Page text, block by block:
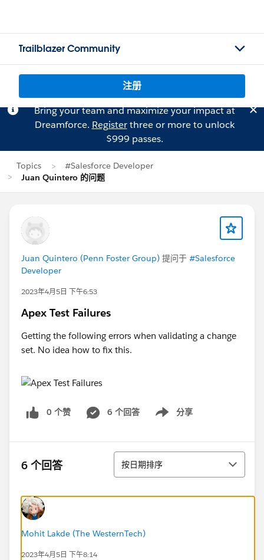
Trailblazer Community
注册
Bring your team and maximize your impact at
Dreamforce. Registerthree or more to unlock
$999 passes.
Topics
#Salesforce Developer
Juan Quintero 的问题
Juan Quintero (Penn Foster Group) 提问于 #Salesforce
Developer
2023年4月5日 下午6:53
Apex Test Failures
Getting the following errors when validating a change
set. No idea how to fix this.
0 个赞 6 个回答 分享
Show menu
6 个回答 排序
按日期排序
Mohit Lakde (The WesternTech)
2023年4月5日 下午8:14